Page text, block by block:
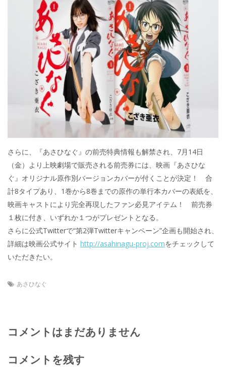
さらに、『あさひなぐ』の前売特典情報も解禁され、7月14日
（金）より上映劇場で販売される前売券には、映画『あさひな
ぐ』オリジナル原作別バージョンカバーが付くことが決定！ 合
計8タイプあり、1巻から8巻までの原作の単行本カバーの表紙を、
映画キャストにより完全再現したファン必見アイテム！ 前売券
１枚に付き、いずれか１つがプレゼントとなる。
さらに公式Twitterで“第2弾Twitterキャンペーン”企画も開始され、
詳細は映画公式サイト http://asahinagu-proj.comをチェックして
いただきたい。
あさひなぐ
コメントはまだありません
コメントを残す